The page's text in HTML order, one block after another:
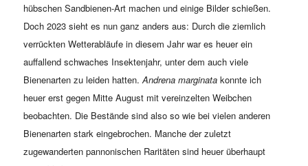
hübschen Sandbienen-Art machen und einige Bilder schießen.
Doch 2023 sieht es nun ganz anders aus: Durch die ziemlich
verrückten Wetterabläufe in diesem Jahr war es heuer ein
auffallend schwaches Insektenjahr, unter dem auch viele
Bienenarten zu leiden hatten.Andrena marginata konnte ich
heuer erst gegen Mitte August mit vereinzelten Weibchen
beobachten. Die Bestände sind also so wie bei vielen anderen
Bienenarten stark eingebrochen. Manche der zuletzt
zugewanderten pannonischen Raritäten sind heuer überhaupt